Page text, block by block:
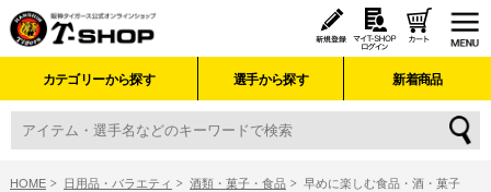
カテゴリーから探す 選手から探す 新着商品
HOME 日用品・バラエティ 酒類・菓子・食品 早めに楽しむ食品・酒・菓子